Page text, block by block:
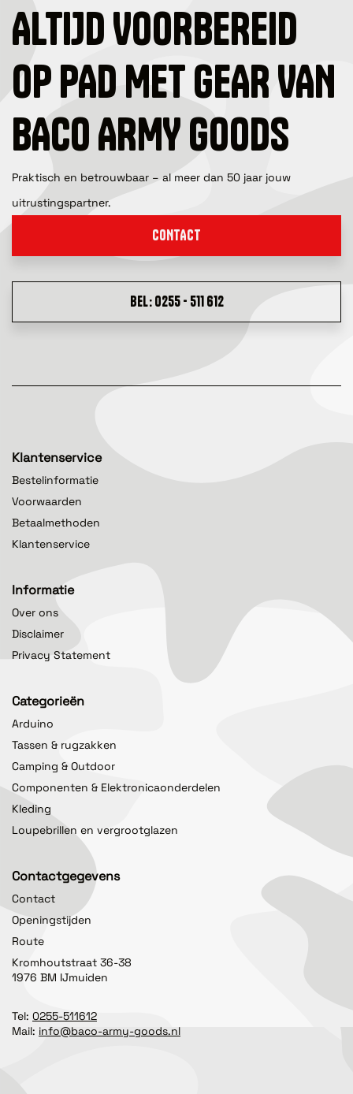
ALTIJD VOORBEREID
OP PAD MET GEAR VAN
BACO ARMY GOODS
Praktisch en betrouwbaar – al meer dan 50 jaar jouw
uitrustingspartner.
CONTACT
BEL: 0255 - 511 612
Klantenservice
Bestelinformatie
Voorwaarden
Betaalmethoden
Klantenservice
Informatie
Over ons
Disclaimer
Privacy Statement
Categorieën
Arduino
Tassen & rugzakken
Camping & Outdoor
Componenten & Elektronicaonderdelen
Kleding
Loupebrillen en vergrootglazen
Contactgegevens
Contact
Openingstijden
Route
Kromhoutstraat 36-38
1976 BM IJmuiden
Tel: 0255-511612
Mail: info@baco-army-goods.nl